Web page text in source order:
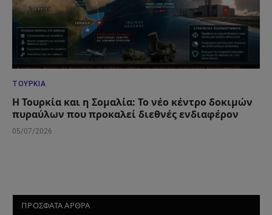
ΤΟΥΡΚΊΑ
Η Τουρκία και η Σομαλία: Το νέο κέντρο δοκιμών
πυραύλων που προκαλεί διεθνές ενδιαφέρον
05/07/2026
ΠΡΟΣΦΑΤΑ ΑΡΘΡΑ